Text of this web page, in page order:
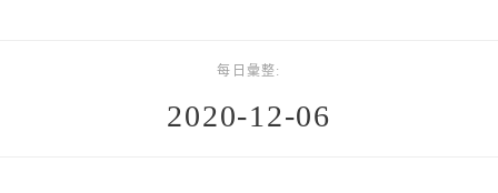
每日彙整:
2020-12-06